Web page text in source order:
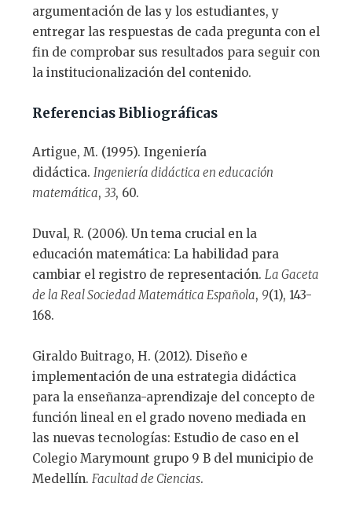
argumentación de las y los estudiantes, y
entregar las respuestas de cada pregunta con el
fin de comprobar sus resultados para seguir con
la institucionalización del contenido.
Referencias Bibliográficas
Artigue, M. (1995). Ingeniería
didáctica. Ingeniería didáctica en educación
matemática, 33, 60.
Duval, R. (2006). Un tema crucial en la
educación matemática: La habilidad para
cambiar el registro de representación. La Gaceta
de la Real Sociedad Matemática Española, 9(1), 143-
168.
Giraldo Buitrago, H. (2012). Diseño e
implementación de una estrategia didáctica
para la enseñanza-aprendizaje del concepto de
función lineal en el grado noveno mediada en
las nuevas tecnologías: Estudio de caso en el
Colegio Marymount grupo 9 B del municipio de
Medellín. Facultad de Ciencias.